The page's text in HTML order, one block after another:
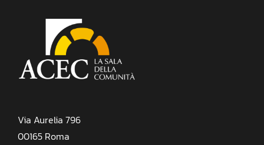
Via Aurelia 796
00165 Roma